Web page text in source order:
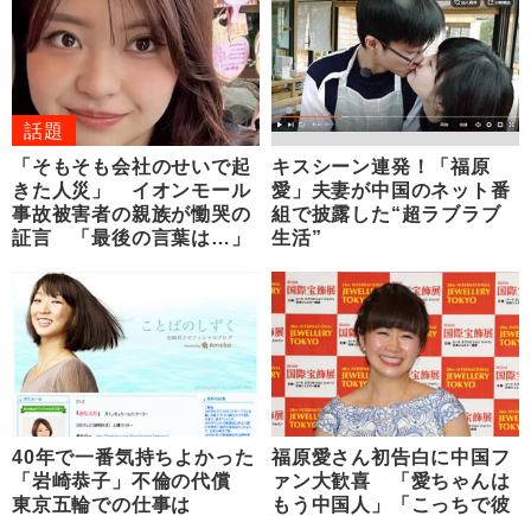
話題
「そもそも会社のせいで起
きた人災」 イオンモール
事故被害者の親族が慟哭の
証言 「最後の言葉は…」
キスシーン連発！「福原
愛」夫妻が中国のネット番
組で披露した“超ラブラブ
生活”
40年で一番気持ちよかった
「岩崎恭子」不倫の代償
東京五輪での仕事は
福原愛さん初告白に中国フ
ァン大歓喜 「愛ちゃんは
もう中国人」「こっちで彼